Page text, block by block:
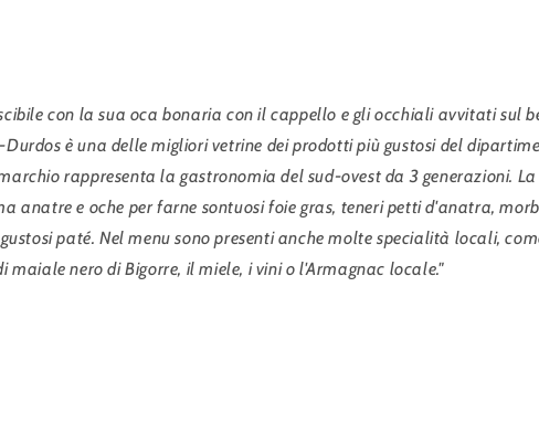
con la sua oca bonaria con il cappello e gli occhiali avvitati sul
è una delle migliori vetrine dei prodotti più gustosi del
rappresenta la gastronomia del sud-ovest da 3 generazioni. La
anatre e oche per farne sontuosi foie gras, teneri petti d'anatra,
paté. Nel menu sono presenti anche molte specialità locali,
maiale nero di Bigorre, il miele, i vini o l'Armagnac locale."